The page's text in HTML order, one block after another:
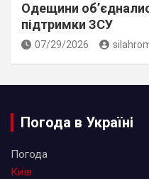
Одещини
підтримки ЗСУ
07/29/2026
Погода в Україні
Погода
Київ